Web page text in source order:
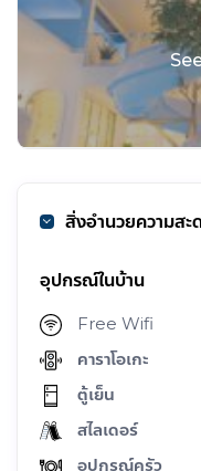
สิ่งอำนวยความสะ
อุปกรณ์ในบ้าน
Free Wifi
คาราโอเกะ
ตู้เย็น
สไลเดอร์
อุปกรณ์ครัว